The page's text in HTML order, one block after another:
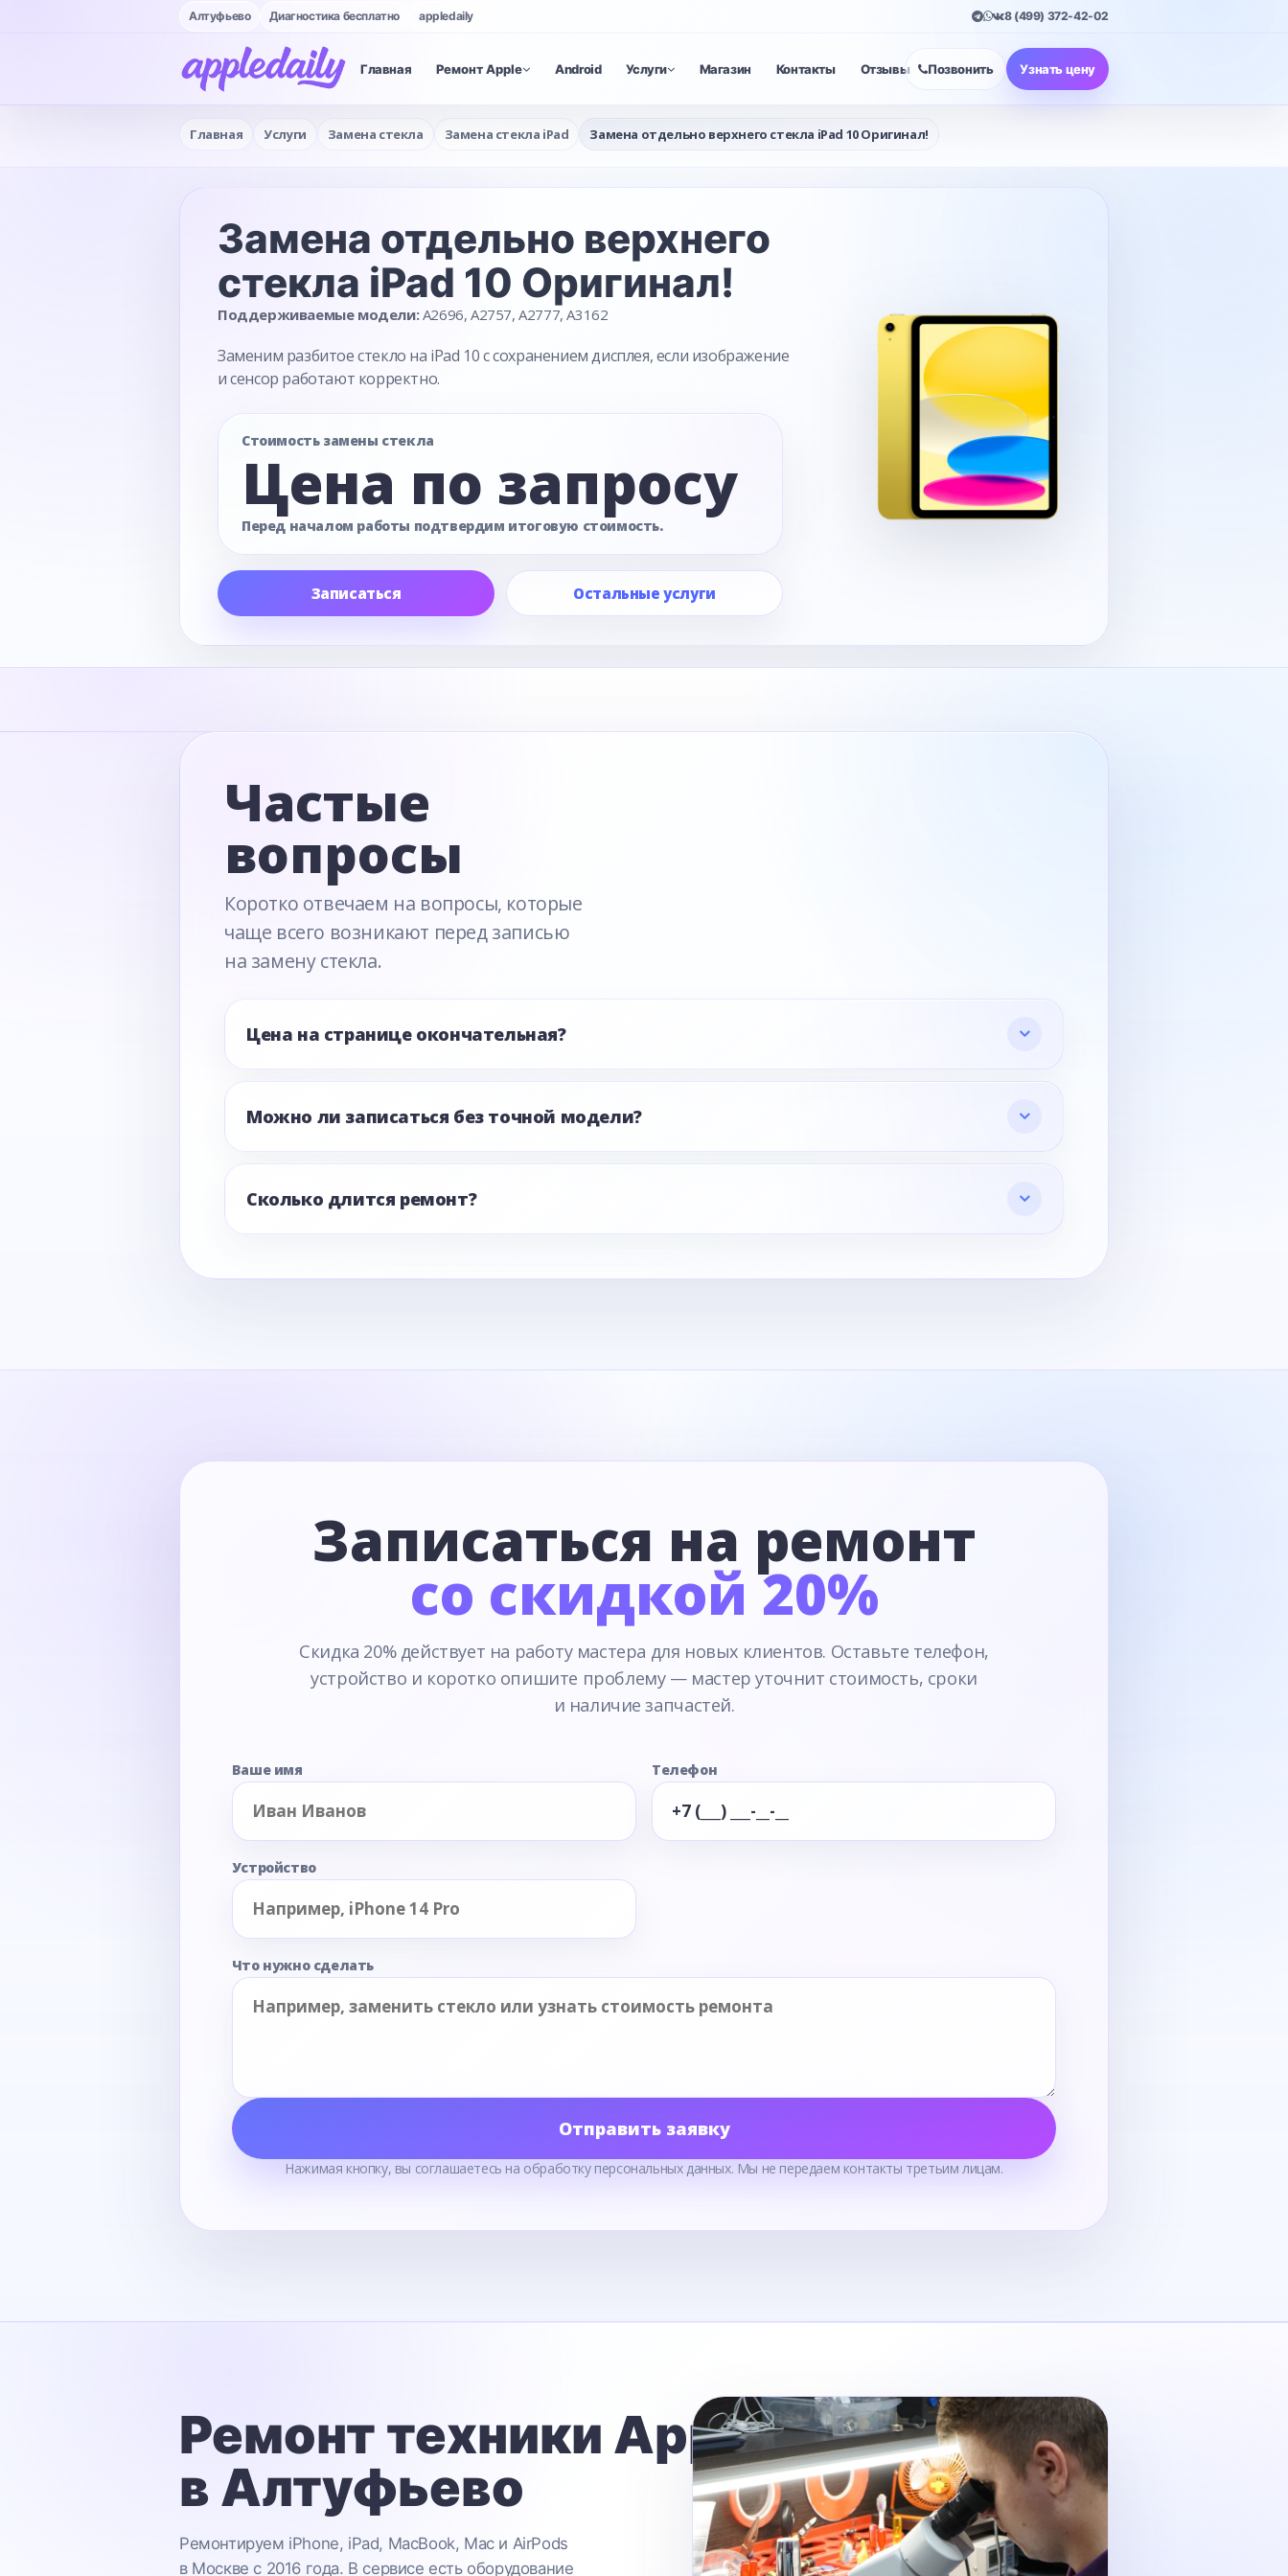
Алтуфьево Диагностика бесплатно appledaily 8 (499) 372-42-02
Главная Ремонт Apple Android Услуги Магазин Контакты Отзывы Позвонить Узнать цену
Главная Услуги Замена стекла Замена стекла iPad Замена отдельно верхнего стекла iPad 10 Оригинал!
Замена отдельно верхнего
стекла iPad 10 Оригинал!
Поддерживаемые модели:A2696, A2757, A2777, A3162
Заменим разбитое стекло на iPad 10 с сохранением дисплея, если изображение
и сенсор работают корректно.
Стоимость замены стекла
Цена по запросу
Перед началом работы подтвердим итоговую стоимость.
Записаться Остальные услуги
Частые
вопросы
Коротко отвечаем на вопросы, которые
чаще всего возникают перед записью
на замену стекла.
Цена на странице окончательная?
Можно ли записаться без точной модели?
Сколько длится ремонт?
Записаться на ремонт
со скидкой 20%
Скидка 20% действует на работу мастера для новых клиентов. Оставьте телефон,
устройство и коротко опишите проблему — мастер уточнит стоимость, сроки
и наличие запчастей.
Ваше имя Телефон
Устройство
Что нужно сделать
Отправить заявку
Нажимая кнопку, вы соглашаетесь на обработку персональных данных. Мы не передаем контакты третьим лицам.
Ремонт техники Apple
в Алтуфьево
Ремонтируем iPhone, iPad, MacBook, Mac и AirPods
в Москве с 2016 года. В сервисе есть оборудование